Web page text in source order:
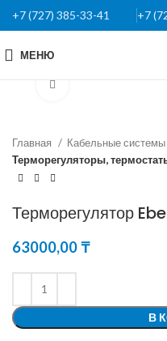
+7 (727) 385-33-41 +7
МЕНЮ
Главная
Кабельные системы
Терморегуляторы,
Терморегулятор
63000,00₸
В